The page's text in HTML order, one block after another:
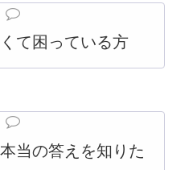
て困っている方
当の答えを知りた